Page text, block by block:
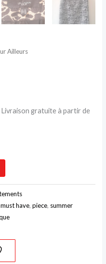
Ailleurs
Livraison gratuite à partir de
must have,piece, summer